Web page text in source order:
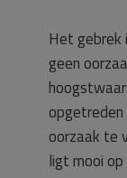
Het gebrek
geen
opgetreden
oorzaak te
ligt mooi